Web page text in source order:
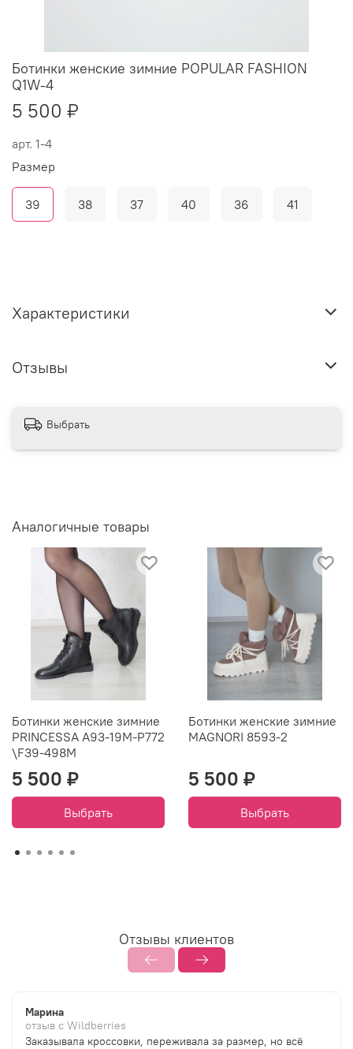
арт. 1-4
Ботинки женские зимние POPULAR FASHION
Q1W-4
5 500 ₽
Размер
39 38 37 40 36 41
Характеристики
Отзывы
Выбрать
Аналогичные товары
Ботинки женские зимние
PRINCESSA A93-19M-P772
\F39-498M
5 500 ₽
Выбрать
Ботинки женские зимние
MAGNORI 8593-2
5 500 ₽
Выбрать
Отзывы клиентов
Марина
отзыв с Wildberries
Заказывала кроссовки, переживала за размер, но всё